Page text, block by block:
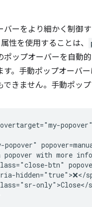
バーをより細かく制御
属性を使用することは、
ポップオーバーを自動的
す。手動ポップオーバ
できません。手動ポッ
popover with more
btn"
hidden="true">❌</
only">Close</